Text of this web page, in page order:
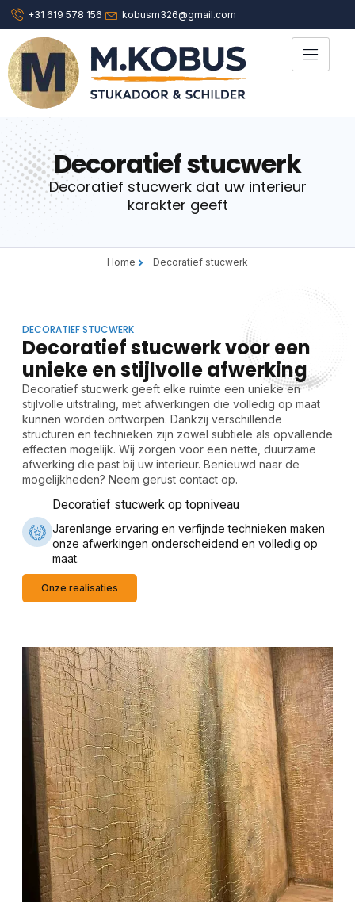
+31 619 578 156 kobusm326@gmail.com
Decoratief stucwerk
Decoratief stucwerk dat uw interieur
karakter geeft
Home Decoratief stucwerk
DECORATIEF STUCWERK
Decoratief stucwerk voor een
unieke en stijlvolle afwerking
Decoratief stucwerk geeft elke ruimte een unieke en
stijlvolle uitstraling, met afwerkingen die volledig op maat
kunnen worden ontworpen. Dankzij verschillende
structuren en technieken zijn zowel subtiele als opvallende
effecten mogelijk. Wij zorgen voor een nette, duurzame
afwerking die past bij uw interieur. Benieuwd naar de
mogelijkheden? Neem gerust contact op.
Decoratief stucwerk op topniveau
Jarenlange ervaring en verfijnde technieken maken
onze afwerkingen onderscheidend en volledig op
maat.
Onze realisaties